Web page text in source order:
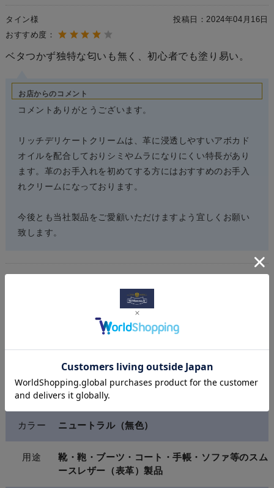
タイン様 投稿日： 2024年04月16日
おすすめ度：
ベタつかず独特な匂いも無く、初心者でも塗り易い。
お店からのコメント
コメントありがとうございます。
リッチデリケートクリームは、革に浸透しやすいアボカド
オイルを配合しておりシミやムラになりにくい特長があり
ます。革のお手入れを初めてする方にはおすすめのお手入
れクリームになっております。
今後とも当社製品をご愛顧いただけますよう宜しくお願い
致します。
M.MOWBRAY プレステージ
ドイツまたはフランス
ガラスビン
容量 50ml
カラー ニュートラル（無色）
用途
靴・鞄・ブーツ・コート・手帳・ソファ等のスム
ースレザー（表革）製品